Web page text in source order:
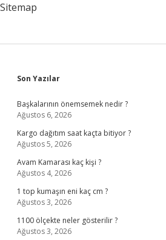
Sitemap
Sidebar
Son Yazılar
Başkalarının önemsemek nedir ?
Ağustos 6, 2026
Kargo dağıtım saat kaçta bitiyor ?
Ağustos 5, 2026
Avam Kamarası kaç kişi ?
Ağustos 4, 2026
1 top kumaşın eni kaç cm ?
Ağustos 3, 2026
1100 ölçekte neler gösterilir ?
Ağustos 3, 2026